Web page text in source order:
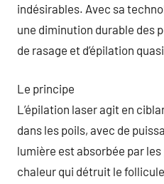
indésirables. Avec sa
une diminution durable des
de rasage et d’épilation
Le principe
L’épilation laser agit en
dans les poils, avec de
lumière est absorbée par
chaleur qui détruit le